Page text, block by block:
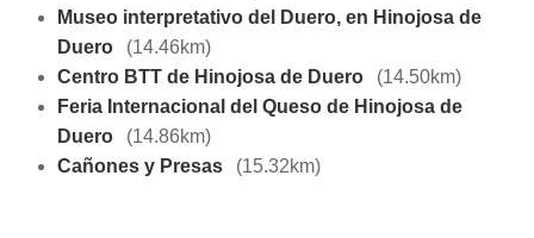
Museo interpretativo del Duero, en Hinojosa de
Duero
(14.46km)
Centro BTT de Hinojosa de Duero
(14.50km)
Feria Internacional del Queso de Hinojosa de
Duero
(14.86km)
Cañones y Presas
(15.32km)